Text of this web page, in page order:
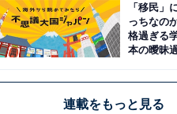
「移民」
っちなの
格過ぎる
本の曖昧
連載をもっと見る